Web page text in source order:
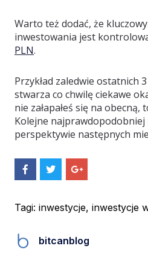
Warto też dodać, że
inwestowania jest
PLN.
Przykład zaledwie ostatnich
stwarza co chwilę ciekawe
nie załapałeś się na obecną,
Kolejne najprawdopodobniej
perspektywie następnych
h
e
h
e
w
S
h
e
O
o
Tagi: inwestycje, inwestycje
bitcanblog